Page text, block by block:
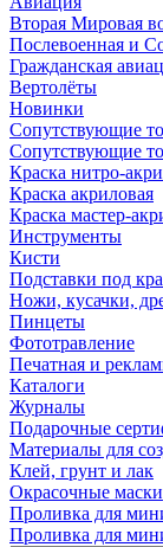
Вторая Мировая
Послевоенная и
Гражданская
Вертолёты
Новинки
Сопутствующие
Сопутствующие
Краска нитро-
Краска акриловая
Краска мастер-
Инструменты
Кисти
Подставки под
Ножи, кусачки,
Пинцеты
Фототравление
Печатная и
Каталоги
Журналы
Подарочные
Материалы для
Клей, грунт и лак
Окрасочные маски
Проливка для
Проливка для